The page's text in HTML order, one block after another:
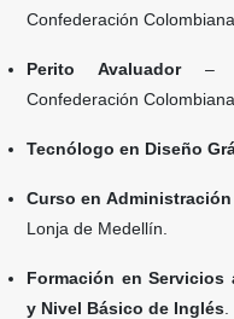
Confederación
Perito Avaluador–
Confederación
Tecnólogo en Diseño
Curso en
Lonja de Medellín.
Formación en Servicios
y Nivel Básico de Inglés